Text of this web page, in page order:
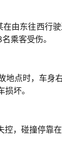
由东往西行
乘客受伤。
地点时，车身
坏。
，碰撞停靠